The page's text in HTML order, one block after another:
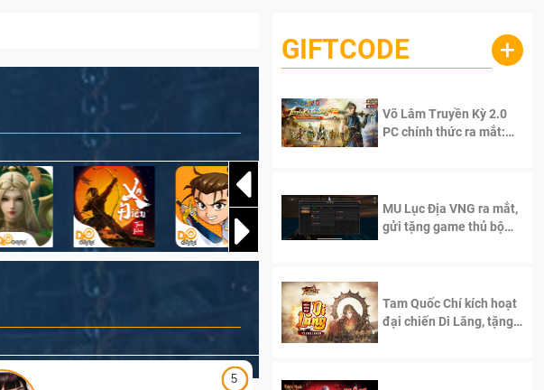
5
GIFTCODE +
Võ Lâm Truyền Kỳ 2.0
PC chính thức ra mắt:
MU Lục Địa VNG ra mắt,
gửi tặng game thủ bộ
Tam Quốc Chí kích hoạt
đại chiến Di Lăng, tặng